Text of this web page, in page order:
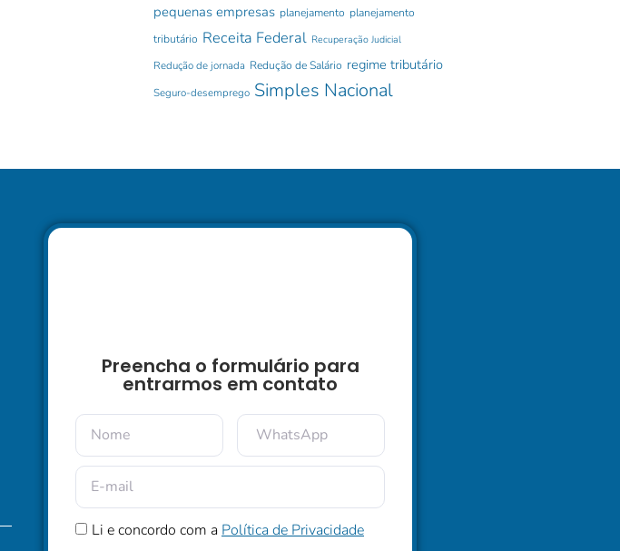
pequenas empresas planejamento planejamento
tributário Receita Federal Recuperação Judicial
Redução de jornada Redução de Salário regime tributário
Seguro-desemprego Simples Nacional
Preencha o formulário para
entrarmos em contato
Li e concordo com a Política de Privacidade